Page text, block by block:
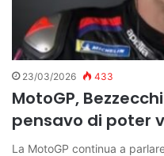
23/03/2026 433
MotoGP,
pensavo di poter
La MotoGP continua a